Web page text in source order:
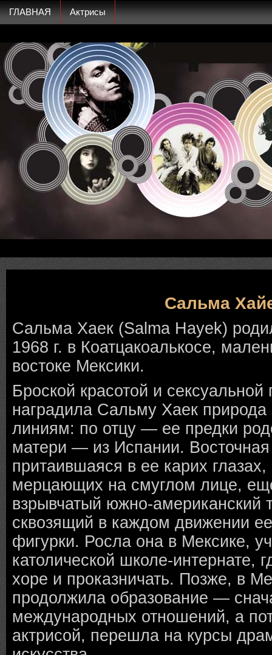
ГЛАВНАЯ Актрисы
Сальма
Сальма Хаек (Salma Hayek)
1968 г. в Коатцакоалькосе,
востоке Мексики.
Броской красотой и сексуальной
наградила Сальму Хаек природа
линиям: по отцу — ее предки
матери — из Испании. Восточная
притаившаяся в ее карих глазах,
мерцающих на смуглом лице,
взрывчатый южно-американский
сквозящий в каждом движении
фигурки. Росла она в Мексике,
католической школе-интернате,
хоре и проказничать. Позже, в
продолжила образование —
международных отношений, а
актрисой, перешла на курсы